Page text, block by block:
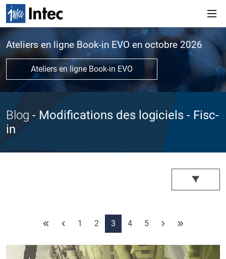
Ateliers en ligne Book-in EVO en octobre 2026
Ateliers en ligne Book-in EVO
Blog - Modifications des logiciels - Fisc-
in
1 2 3 4 5